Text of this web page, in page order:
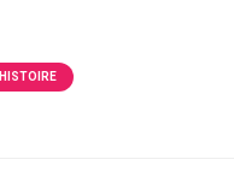
HISTOIRE